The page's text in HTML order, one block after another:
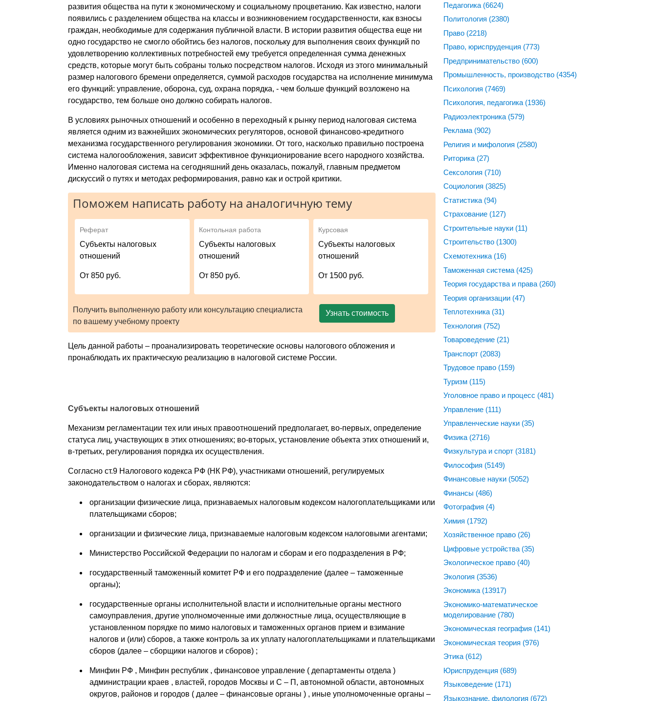
развития общества на пути к экономическому и социальному процветанию. Как известно, налоги
появились с разделением общества на классы и возникновением государственности, как взносы
граждан, необходимые для содержания публичной власти. В истории развития общества еще ни
одно государство не смогло обойтись без налогов, поскольку для выполнения своих функций по
удовлетворению коллективных потребностей ему требуется определенная сумма денежных
средств, которые могут быть собраны только посредством налогов. Исходя из этого минимальный
размер налогового бремени определяется, суммой расходов государства на исполнение минимума
его функций: управление, оборона, суд, охрана порядка, - чем больше функций возложено на
государство, тем больше оно должно собирать налогов.
В условиях рыночных отношений и особенно в переходный к рынку период налоговая система
является одним из важнейших экономических регуляторов, основой финансово-кредитного
механизма государственного регулирования экономики. От того, насколько правильно построена
система налогообложения, зависит эффективное функционирование всего народного хозяйства.
Именно налоговая система на сегодняшний день оказалась, пожалуй, главным предметом
дискуссий о путях и методах реформирования, равно как и острой критики.
Поможем написать работу на аналогичную тему
Реферат
Субъекты налоговых
отношений
От 850 руб.
Контольная работа
Субъекты налоговых
отношений
От 850 руб.
Курсовая
Субъекты налоговых
отношений
От 1500 руб.
Получить выполненную работу или консультацию специалиста
по вашему учебному проекту
Узнать стоимость
Цель данной работы – проанализировать теоретические основы налогового обложения и
пронаблюдать их практическую реализацию в налоговой системе России.
Субъекты налоговых отношений
Механизм регламентации тех или иных правоотношений предполагает, во-первых, определение
статуса лиц, участвующих в этих отношениях; во-вторых, установление объекта этих отношений и,
в-третьих, регулирования порядка их осуществления.
Согласно ст.9 Налогового кодекса РФ (НК РФ), участниками отношений, регулируемых
законодательством о налогах и сборах, являются:
организации физические лица, признаваемых налоговым кодексом налогоплательщиками или
плательщиками сборов;
организации и физические лица, признаваемые налоговым кодексом налоговыми агентами;
Министерство Российской Федерации по налогам и сборам и его подразделения в РФ;
государственный таможенный комитет РФ и его подразделение (далее – таможенные
органы);
государственные органы исполнительной власти и исполнительные органы местного
самоуправления, другие уполномоченные ими должностные лица, осуществляющие в
установленном порядке по мимо налоговых и таможенных органов прием и взимание
налогов и (или) сборов, а также контроль за их уплату налогоплательщиками и плательщиками
сборов (далее – сборщики налогов и сборов) ;
Минфин РФ , Минфин республик , финансовое управление ( департаменты отдела )
администрации краев , властей, городов Москвы и С – П, автономной области, автономных
округов, районов и городов ( далее – финансовые органы ) , иные уполномоченные органы –
Педагогика (6624)
Политология (2380)
Право (2218)
Право, юриспруденция (773)
Предпринимательство (600)
Промышленность, производство (4354)
Психология (7469)
Психология, педагогика (1936)
Радиоэлектроника (579)
Реклама (902)
Религия и мифология (2580)
Риторика (27)
Сексология (710)
Социология (3825)
Статистика (94)
Страхование (127)
Строительные науки (11)
Строительство (1300)
Схемотехника (16)
Таможенная система (425)
Теория государства и права (260)
Теория организации (47)
Теплотехника (31)
Технология (752)
Товароведение (21)
Транспорт (2083)
Трудовое право (159)
Туризм (115)
Уголовное право и процесс (481)
Управление (111)
Управленческие науки (35)
Физика (2716)
Физкультура и спорт (3181)
Философия (5149)
Финансовые науки (5052)
Финансы (486)
Фотография (4)
Химия (1792)
Хозяйственное право (26)
Цифровые устройства (35)
Экологическое право (40)
Экология (3536)
Экономика (13917)
Экономико-математическое
моделирование (780)
Экономическая география (141)
Экономическая теория (976)
Этика (612)
Юриспруденция (689)
Языковедение (171)
Языкознание, филология (672)